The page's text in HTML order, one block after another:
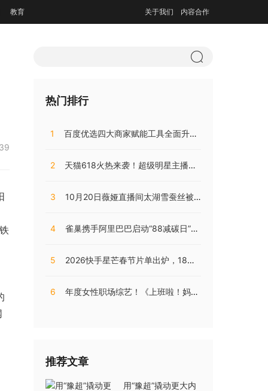
教育 关于我们 内容合作
热门排行
1 百度优选四大商家赋能工具全面升级，持续助推商家降本增效
2 天猫618火热来袭！超级明星主播阵容，共同助阵预售直播盛典
3 10月20日薇娅直播间太湖雪蚕丝被直播开售，开局大卖销量火爆!
4 雀巢携手阿里巴巴启动“88减碳日”，兴起咖啡低碳消费之风
5 2026快手星芒春节片单出炉，18部精品短剧陪伴老铁们过个戏瘾年
6 年度女性职场综艺！《上班啦！妈妈》第二季揭秘直播电商内幕
推荐文章
用“豫超”撬动更大内